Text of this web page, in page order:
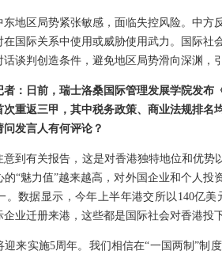
东地区局势紧张敏感，面临失控风险。中
国际关系中使用或威胁使用武力。国际
谈判创造条件，避免地区局势滑向深渊，
者：日前，瑞士洛桑国际管理发展学院发布
次重返三甲，其中税务政策、商业法规排
发言人有何评论？
意到有关报告，这是对香港独特地位和优
的“魅力值”越来越高，对外国企业和个人
。数据显示，今年上半年港交所以140亿
业迁册来港，这些都是国际社会对香港投
迎来实施5周年。我们相信在“一国两制”制